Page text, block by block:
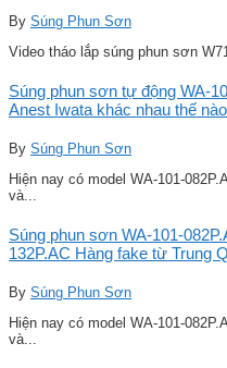
By Súng Phun Sơn
Video tháo lắp súng phun sơn
Súng phun sơn tự động WA-
Anest Iwata khác nhau thế
By Súng Phun Sơn
Hiện nay có model WA-101-
và...
Súng phun sơn WA-101-
132P.AC Hàng fake từ Trung
By Súng Phun Sơn
Hiện nay có model WA-101-
và...